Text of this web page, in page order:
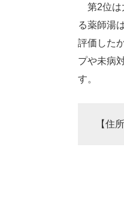
第2位は
る薬師湯
評価した
プや未病
す。
【住